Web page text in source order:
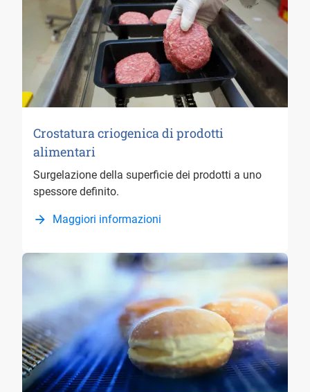
Crostatura criogenica di prodotti
alimentari
Surgelazione della superficie dei prodotti a uno
spessore definito.
Maggiori informazioni